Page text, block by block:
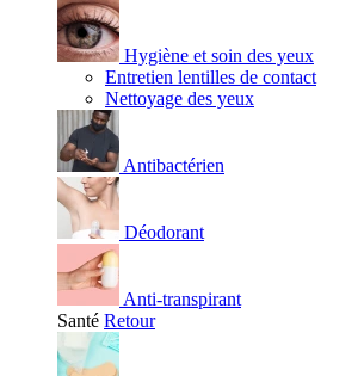
Hygiène et soin des yeux
Entretien lentilles de contact
Nettoyage des yeux
Antibactérien
Déodorant
Anti-transpirant
Santé Retour